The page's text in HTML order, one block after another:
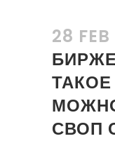
28 FEB
СВОП